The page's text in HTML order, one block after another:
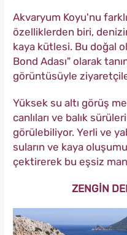
Akvaryum Koyu'nu
özelliklerden biri,
kaya kütlesi. Bu doğal
Bond Adası" olarak
görüntüsüyle
Yüksek su altı görüş
canlıları ve balık
görülebiliyor. Yerli ve
suların ve kaya
çektirerek bu eşsiz
ZENGİN